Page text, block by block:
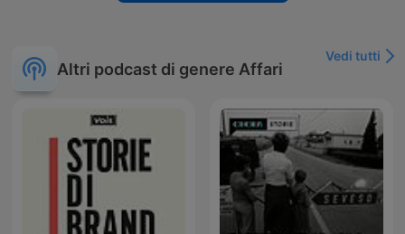
Altri podcast di genere Affari
Vedi tutti